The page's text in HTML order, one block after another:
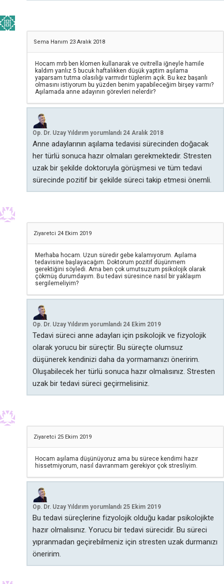
Sema Hanım 23 Aralık 2018
Hocam mrb ben klomen kullanarak ve ovitrella iğneyle hamile
kaldım yanlız 5 bucuk haftalıkken düşük yaptim aşılama
yaparsam tutma olasılığı varmıdır tüplerim açık. Bu kez başarılı
olmasını istiyorum bu yüzden benim yapabileceğim birşey varmı?
Aşılamada anne adayının görevleri nelerdir?
Op. Dr. Uzay Yıldırım yorumlandı 24 Aralık 2018
Anne adaylarının aşılama tedavisi sürecinden doğacak
her türlü sonuca hazır olmaları gerekmektedir. Stresten
uzak bir şekilde doktoruyla görüşmesi ve tüm tedavi
sürecinde pozitif bir şekilde süreci takip etmesi önemli.
Ziyaretci 24 Ekim 2019
Merhaba hocam. Uzun süredir gebe kalamıyorum. Aşılama
tedavisine başlayacağım. Doktorum pozitif düşünmem
gerektiğini söyledi. Ama ben çok umutsuzum psikolojik olarak
çökmüş durumdayım. Bu tedavi süresince nasıl bir yaklaşım
sergilemeliyim?
Op. Dr. Uzay Yıldırım yorumlandı 24 Ekim 2019
Tedavi süreci anne adayları için psikolojik ve fizyolojik
olarak yorucu bir süreçtir. Bu süreçte olumsuz
düşünerek kendinizi daha da yormamanızı öneririm.
Oluşabilecek her türlü sonuca hazır olmalısınız. Stresten
uzak bir tedavi süreci geçirmelisiniz.
Ziyaretci 25 Ekim 2019
Hocam aşılama düşünüyoruz ama bu sürece kendimi hazır
hissetmiyorum, nasıl davranmam gerekiyor çok stresliyim.
Op. Dr. Uzay Yıldırım yorumlandı 25 Ekim 2019
Bu tedavi süreçlerine fizyolojik olduğu kadar psikolojikte
hazır olmalısınız. Yorucu bir tedavi sürecidir. Bu süreci
yıpranmadan geçirebilmeniz için stresten uzak durmanızı
öneririm.